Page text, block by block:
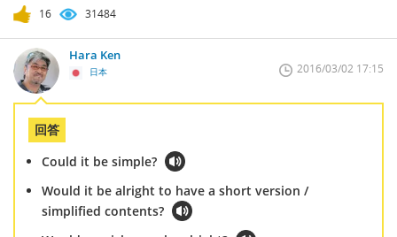
16 31484
Hara Ken
日本 2016/03/02 17:15
回答
Could it be simple?
Would it be alright to have a short version /
simplified contents?